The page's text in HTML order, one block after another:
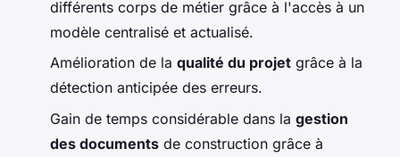
différents corps de métier grâce à l'accès à un
modèle centralisé et actualisé.
Amélioration de la qualité du projet grâce à la
détection anticipée des erreurs.
Gain de temps considérable dans la gestion
des documents de construction grâce à